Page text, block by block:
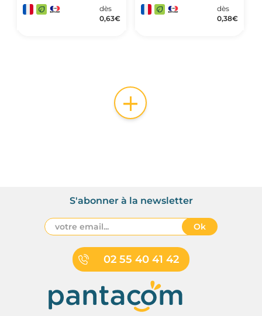
dès
0,63€
dès
0,38€
+
02 55 40 41 42
S'abonner à la newsletter
Ok